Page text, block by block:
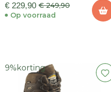
€ 229,90 € 249,90
Op voorraad
9% korting